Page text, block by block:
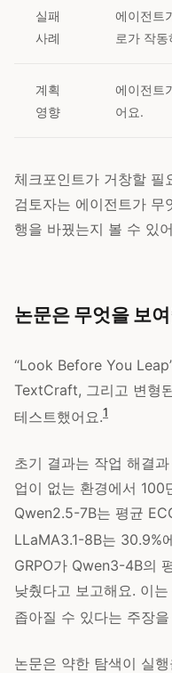
실패
사례
에이전트
로가 작
계획
영향
에이전트
어요.
체크포인트가 거창할 필
검토자는 에이전트가 무
행을 바꿨는지 볼 수 있
논문은 무엇을 보
“Look Before You
TextCraft, 그리고 변형
테스트했어요.1
초기 결과는 작업 해결
업이 없는 환경에서 100
Qwen2.5-7B는 평균
LLaMA3.1-8B는 30.9%
GRPO가 Qwen3-4B의
낮췄다고 보고해요. 이
좁아질 수 있다는 주장
논문은 약한 탐색이 실